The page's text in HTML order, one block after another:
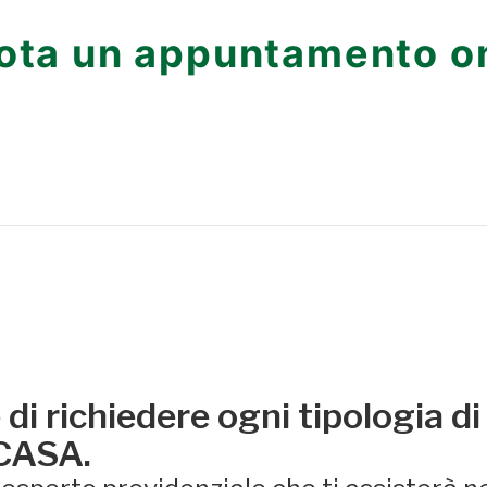
un appuntamento
richiedere ogni tipologia di